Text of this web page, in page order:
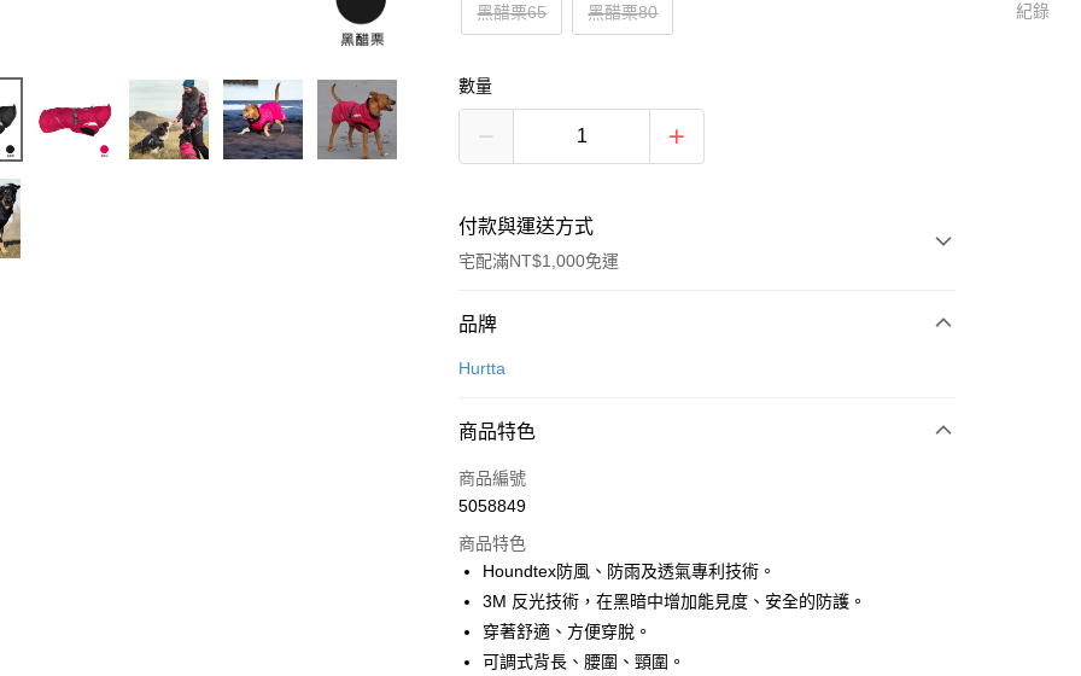
黑醋栗65 黑醋栗80
數量
付款與運送方式
宅配滿NT$1,000免運
付款方式
信用卡一次付款
Google Pay
運送方式
新竹貨運宅配
每筆NT$100，滿NT$1,000(含以上)免運費
品牌
Hurtta
商品特色
商品編號
5058849
商品特色
Houndtex防風、防雨及透氣專利技術。
3M 反光技術，在黑暗中增加能見度、安全的防護。
穿著舒適、方便穿脫。
可調式背長、腰圍、頸圍。
紀錄